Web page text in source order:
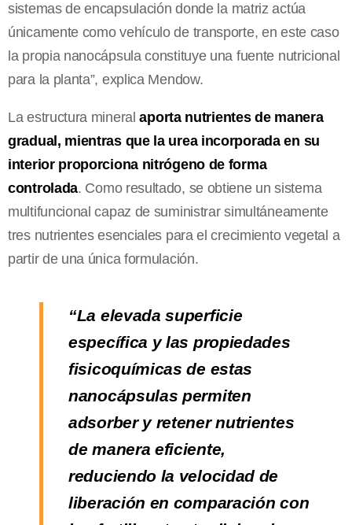
sistemas de encapsulación donde la matriz actúa
únicamente como vehículo de transporte, en este caso
la propia nanocápsula constituye una fuente nutricional
para la planta”, explica Mendow.
La estructura mineral aporta nutrientes de manera
gradual, mientras que la urea incorporada en su
interior proporciona nitrógeno de forma
controlada. Como resultado, se obtiene un sistema
multifuncional capaz de suministrar simultáneamente
tres nutrientes esenciales para el crecimiento vegetal a
partir de una única formulación.
“La elevada superficie
específica y las propiedades
fisicoquímicas de estas
nanocápsulas permiten
adsorber y retener nutrientes
de manera eficiente,
reduciendo la velocidad de
liberación en comparación con